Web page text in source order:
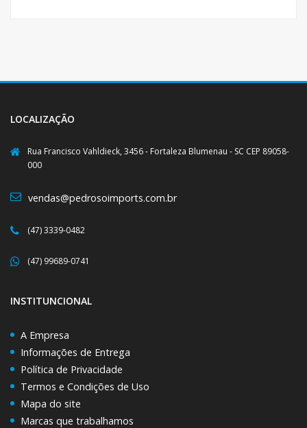
LOCALIZAÇÃO
Rua Francisco Vahldieck, 3456 - Fortaleza Blumenau - SC CEP 89058-
000
vendas@pedrosoimports.com.br
(47) 3339-0482
(47) 99689-0741
INSTITUNCIONAL
A Empresa
Informações de Entrega
Política de Privacidade
Termos e Condições de Uso
Mapa do site
Marcas que trabalhamos